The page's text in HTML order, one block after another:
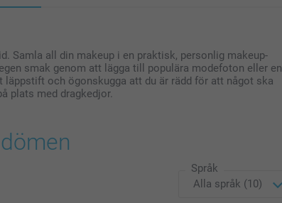
Samla all din makeup i en praktisk, personlig makeup-
smak genom att lägga till populära modefoton eller en
läppstift och ögonskugga att du är rädd för att något ska
plats med dragkedjor.
Språk